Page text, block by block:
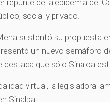
repunte de la epidemia del
social y privado.
sustentó su propuesta
un nuevo semáforo
destaca que sólo Sinaloa
virtual, la legisladora
Sinaloa